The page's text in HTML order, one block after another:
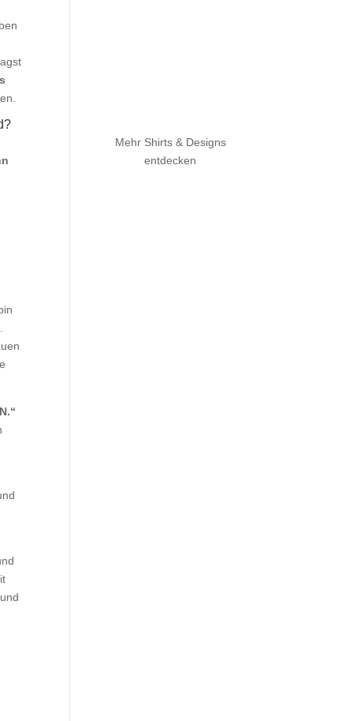
Mehr Shirts & Designs
entdecken